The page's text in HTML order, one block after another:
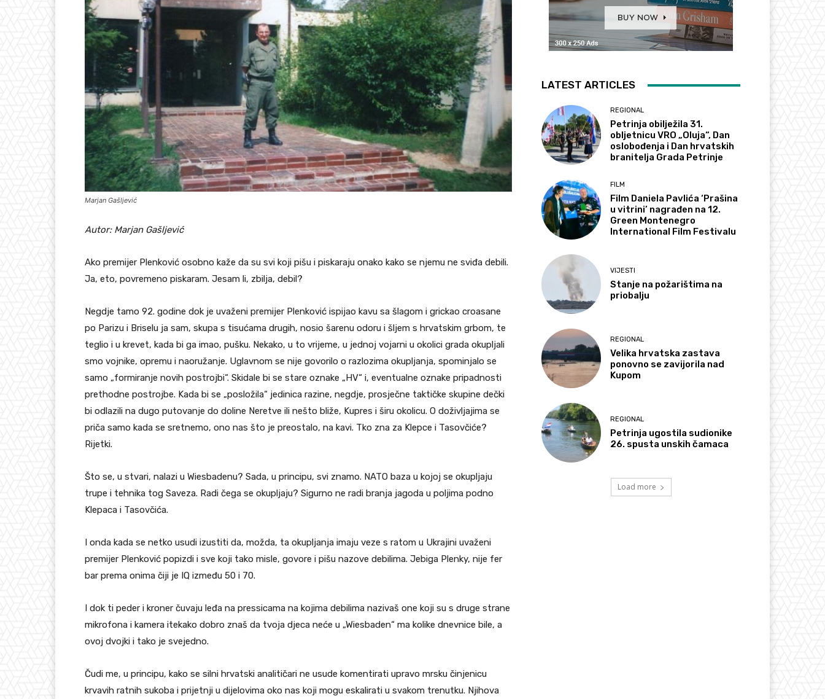
Marjan Gašljević
Autor: Marjan Gašljević
Ako premijer Plenković osobno kaže da su svi koji pišu i piskaraju onako kako se njemu ne sviđa debili.
Ja, eto, povremeno piskaram. Jesam li, zbilja, debil?
Negdje tamo 92. godine dok je uvaženi premijer Plenković ispijao kavu sa šlagom i grickao croasane
po Parizu i Briselu ja sam, skupa s tisućama drugih, nosio šarenu odoru i šljem s hrvatskim grbom, te
teglio i u krevet, kada bi ga imao, pušku. Nekako, u to vrijeme, u jednoj vojarni u okolici grada okupljali
smo vojnike, opremu i naoružanje. Uglavnom se nije govorilo o razlozima okupljanja, spominjalo se
samo „formiranje novih postrojbi“. Skidale bi se stare oznake „HV“ i, eventualne oznake pripadnosti
prethodne postrojbe. Kada bi se „posložila“ jedinica razine, negdje, prosječne taktičke skupine dečki
bi odlazili na dugo putovanje do doline Neretve ili nešto bliže, Kupres i širu okolicu. O doživljajima se
priča samo kada se sretnemo, ono nas što je preostalo, na kavi. Tko zna za Klepce i Tasovčiće?
Rijetki.
Što se, u stvari, nalazi u Wiesbadenu? Sada, u principu, svi znamo. NATO baza u kojoj se okupljaju
trupe i tehnika tog Saveza. Radi čega se okupljaju? Sigurno ne radi branja jagoda u poljima podno
Klepaca i Tasovčića.
I onda kada se netko usudi izustiti da, možda, ta okupljanja imaju veze s ratom u Ukrajini uvaženi
premijer Plenković popizdi i sve koji tako misle, govore i pišu nazove debilima. Jebiga Plenky, nije fer
bar prema onima čiji je IQ između 50 i 70.
I dok ti peder i kroner čuvaju leđa na pressicama na kojima debilima nazivaš one koji su s druge strane
mikrofona i kamera itekako dobro znaš da tvoja djeca neće u „Wiesbaden“ ma kolike dnevnice bile, a
ovoj dvojki i tako je svejedno.
Čudi me, u principu, kako se silni hrvatski analitičari ne usude komentirati upravo mrsku činjenicu
krvavih ratnih sukoba i prijetnji u dijelovima oko nas koji mogu eskalirati u svakom trenutku. Njihova
LATEST ARTICLES
REGIONAL
Petrinja obilježila 31.
obljetnicu VRO „Oluja“, Dan
oslobođenja i Dan hrvatskih
branitelja Grada Petrinje
FILM
Film Daniela Pavlića ‘Prašina
u vitrini’ nagrađen na 12.
Green Montenegro
International Film Festivalu
VIJESTI
Stanje na požarištima na
priobalju
REGIONAL
Velika hrvatska zastava
ponovno se zavijorila nad
Kupom
REGIONAL
Petrinja ugostila sudionike
26. spusta unskih čamaca
Load more